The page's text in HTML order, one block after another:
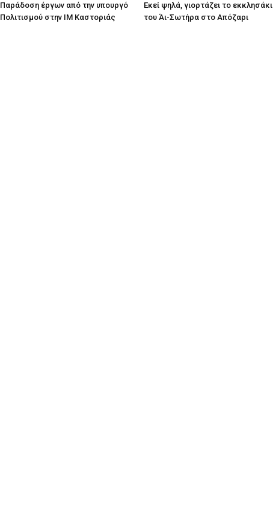
Παράδοση έργων από την υπουργό
Πολιτισμού στην ΙΜ Καστοριάς
Εκεί ψηλά, γιορτάζει το εκκλησάκι
του Άι-Σωτήρα στο Απόζαρι